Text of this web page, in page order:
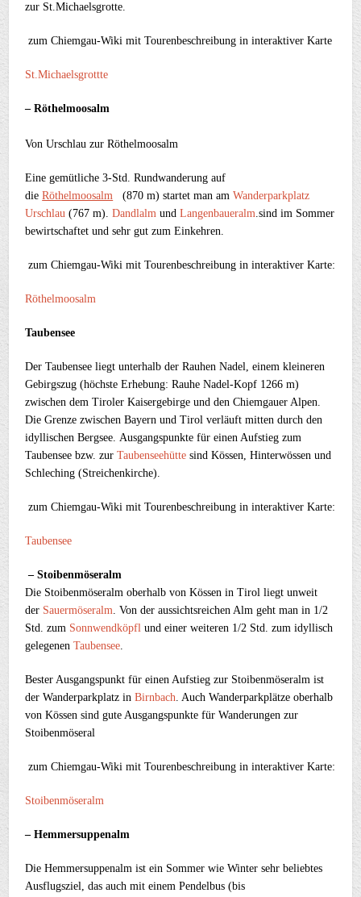
zur St.Michaelsgrotte.
zum Chiemgau-Wiki mit Tourenbeschreibung in interaktiver Karte
St.Michaelsgrottte
– Röthelmoosalm
Von Urschlau zur Röthelmoosalm
Eine gemütliche 3-Std. Rundwanderung auf
dieRöthelmoosalm (870 m) startet man amWanderparkplatz
Urschlau (767 m).Dandlalm undLangenbaueralm.sind im Sommer
bewirtschaftet und sehr gut zum Einkehren.
zum Chiemgau-Wiki mit Tourenbeschreibung in interaktiver Karte:
Röthelmoosalm
Taubensee
Der Taubensee liegt unterhalb der Rauhen Nadel, einem kleineren
Gebirgszug (höchste Erhebung: Rauhe Nadel-Kopf 1266 m)
zwischen dem Tiroler Kaisergebirge und den Chiemgauer Alpen.
Die Grenze zwischen Bayern und Tirol verläuft mitten durch den
idyllischen Bergsee. Ausgangspunkte für einen Aufstieg zum
Taubensee bzw. zurTaubenseehütte sind Kössen, Hinterwössen und
Schleching (Streichenkirche).
zum Chiemgau-Wiki mit Tourenbeschreibung in interaktiver Karte:
Taubensee
– Stoibenmöseralm
Die Stoibenmöseralm oberhalb von Kössen in Tirol liegt unweit
der Sauermöseralm. Von der aussichtsreichen Alm geht man in 1/2
Std. zum Sonnwendköpfl und einer weiteren 1/2 Std. zum idyllisch
gelegenenTaubensee.
Bester Ausgangspunkt für einen Aufstieg zur Stoibenmöseralm ist
der Wanderparkplatz inBirnbach. Auch Wanderparkplätze oberhalb
von Kössen sind gute Ausgangspunkte für Wanderungen zur
Stoibenmöseral
zum Chiemgau-Wiki mit Tourenbeschreibung in interaktiver Karte:
Stoibenmöseralm
– Hemmersuppenalm
Die Hemmersuppenalm ist ein Sommer wie Winter sehr beliebtes
Ausflugsziel, das auch mit einem Pendelbus (bis